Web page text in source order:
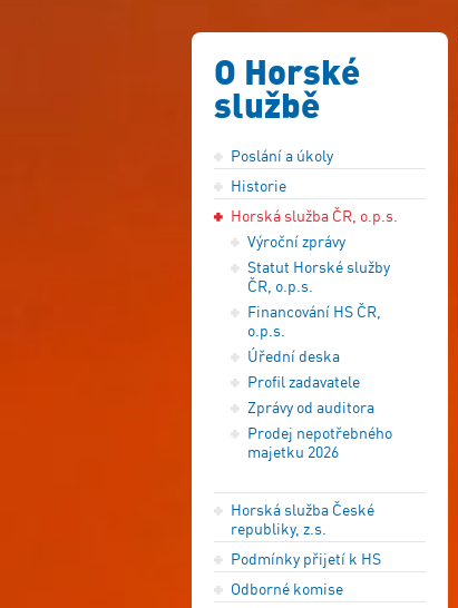
O Horské
službě
Poslání a úkoly
Historie
Horská služba ČR, o.p.s.
Výroční zprávy
Statut Horské služby
ČR, o.p.s.
Financování HS ČR,
o.p.s.
Úřední deska
Profil zadavatele
Zprávy od auditora
Prodej nepotřebného
majetku 2026
Horská služba České
republiky, z.s.
Podmínky přijetí k HS
Odborné komise